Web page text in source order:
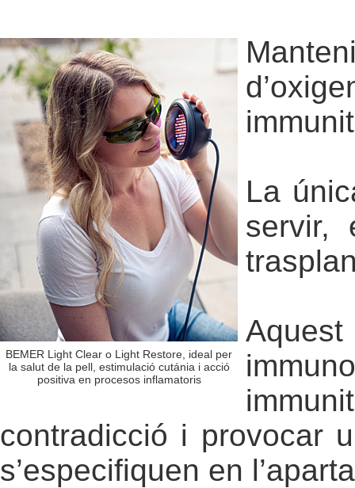
BEMER Light Clear o Light Restore, ideal per
la salut de la pell, estimulació cutánia i acció
positiva en procesos inflamatoris
La
servir,
contradicció i provocar
s’especifiquen en